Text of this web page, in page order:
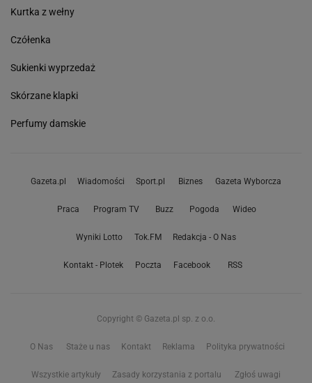
Kurtka z wełny
Czółenka
Sukienki wyprzedaż
Skórzane klapki
Perfumy damskie
Gazeta.pl Wiadomości Sport.pl Biznes Gazeta Wyborcza
Praca Program TV Buzz Pogoda Wideo
Wyniki Lotto Tok.FM Redakcja - O Nas
Kontakt - Plotek Poczta Facebook RSS
Copyright © Gazeta.pl sp. z o.o.
O Nas Staże u nas Kontakt Reklama Polityka prywatności
Wszystkie artykuły Zasady korzystania z portalu Zgłoś uwagi